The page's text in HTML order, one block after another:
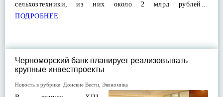
сельхозтехники, из них около 2 млрд рублей…
ПОДРОБНЕЕ
Черноморский банк планирует реализовывать
крупные инвестпроекты
Новость в рубрике: Донские Вести Экономика